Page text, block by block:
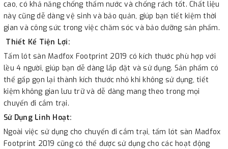
cao, có khả năng chống thấm nước và chống rách tốt. Chất liệu
này cũng dễ dàng vệ sinh và bảo quản, giúp bạn tiết kiệm thời
gian và công sức trong việc chăm sóc và bảo dưỡng sản phẩm.
Thiết Kế Tiện Lợi:
Tấm lót sàn Madfox Footprint 2019 có kích thước phù hợp với
lều 4 người, giúp bạn dễ dàng lắp đặt và sử dụng. Sản phẩm có
thể gấp gọn lại thành kích thước nhỏ khi không sử dụng, tiết
kiệm không gian lưu trữ và dễ dàng mang theo trong mọi
chuyến đi cắm trại.
Sử Dụng Linh Hoạt:
Ngoài việc sử dụng cho chuyến đi cắm trại, tấm lót sàn Madfox
Footprint 2019 cũng có thể được sử dụng cho các hoạt động